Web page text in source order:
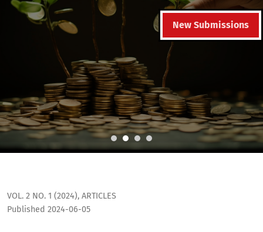
New Submissions
VOL. 2 NO. 1 (2024), ARTICLES
Published 2024-06-05